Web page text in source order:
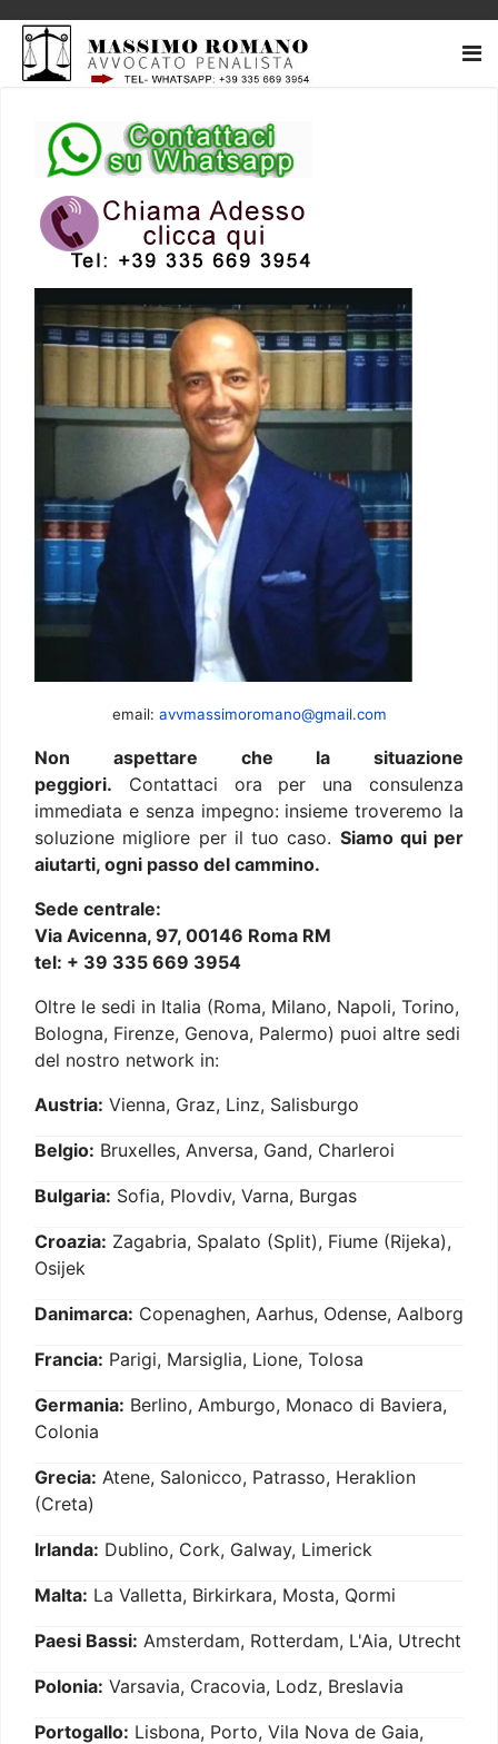
email: avvmassimoromano@gmail.com
Non aspettare che la situazione
peggiori. Contattaci ora per una consulenza
immediata e senza impegno: insieme troveremo la
soluzione migliore per il tuo caso. Siamo qui per
aiutarti, ogni passo del cammino.
Sede centrale:
Via Avicenna, 97, 00146 Roma RM
tel: + 39 335 669 3954
Oltre le sedi in Italia (Roma, Milano, Napoli, Torino,
Bologna, Firenze, Genova, Palermo) puoi altre sedi
del nostro network in:
Austria: Vienna, Graz, Linz, Salisburgo
Belgio: Bruxelles, Anversa, Gand, Charleroi
Bulgaria: Sofia, Plovdiv, Varna, Burgas
Croazia: Zagabria, Spalato (Split), Fiume (Rijeka),
Osijek
Danimarca: Copenaghen, Aarhus, Odense, Aalborg
Francia: Parigi, Marsiglia, Lione, Tolosa
Germania: Berlino, Amburgo, Monaco di Baviera,
Colonia
Grecia: Atene, Salonicco, Patrasso, Heraklion
(Creta)
Irlanda: Dublino, Cork, Galway, Limerick
Malta: La Valletta, Birkirkara, Mosta, Qormi
Paesi Bassi: Amsterdam, Rotterdam, L'Aia, Utrecht
Polonia: Varsavia, Cracovia, Lodz, Breslavia
Portogallo: Lisbona, Porto, Vila Nova de Gaia,